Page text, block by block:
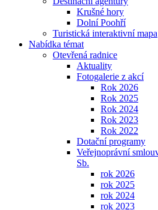
Krušné hory
Dolní Poohří
Turistická interaktivní mapa
Nabídka témat
Otevřená radnice
Aktuality
Fotogalerie z akcí
Rok 2026
Rok 2025
Rok 2024
Rok 2023
Rok 2022
Dotační programy
Veřejnoprávní
Sb.
rok 2026
rok 2025
rok 2024
rok 2023